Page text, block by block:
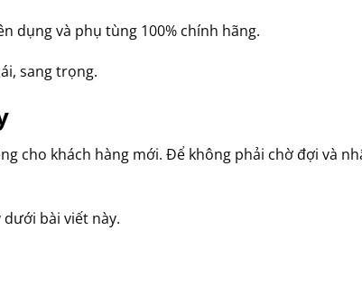
dụng và phụ tùng 100% chính hãng.
sang trọng.
cho khách hàng mới. Để không phải chờ đợi và
bài viết này.